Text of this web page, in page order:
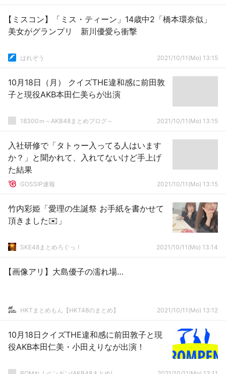
【ミスコン】「ミス・ティーン」14歳中2「橋本環奈似」
美女がグランプリ 新川優愛ら衝撃
はれぞう 2021/10/11(Mo) 13:15
10月18日（月） クイズTHE違和感に前田敦
子と現役AKB本田仁美らが出演
18300ｍ～AKB48まとめブログ～ 2021/10/11(Mo) 13:15
入社研修で「タトゥー入ってる人はいます
か？」と聞かれて、入れてないけど手上げ
た結果
GOSSIP速報 2021/10/11(Mo) 13:15
竹内彩姫「愛理の生誕祭 お手紙を書かせて
頂きました✉️」
SKE48まとめろぐっ！ 2021/10/11(Mo) 13:14
【画像アリ】大島優子の濡れ場…
HKTまとめもん【HKT48のまとめ】 2021/10/11(Mo) 13:12
10月18日クイズTHE違和感に前田敦子と現
役AKB本田仁美・小田えりなが出演！